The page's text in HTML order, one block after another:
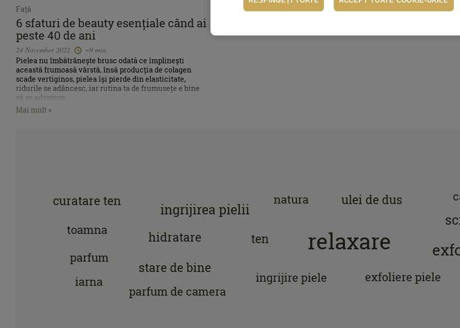
Faţă
6 sfaturi de beauty esențiale când ai
peste 40 de ani
24 November 2022
~9 min.
Pielea nu îmbătrânește brusc odată ce împlinești
această frumoasă vârstă, însă producția de colagen
scade vertiginos, pielea își pierde din elasticitate,
ridurile se adâncesc, iar rutina ta de frumusețe e bine
să se adapteze.
Mai mult »
relaxare
ingrijirea pielii
hidratare
stare de bine
ten
ulei de dus
curatare ten
ingrijire piele
toamna
parfum
exfoliere piele
natura
iarna
parfum de camera